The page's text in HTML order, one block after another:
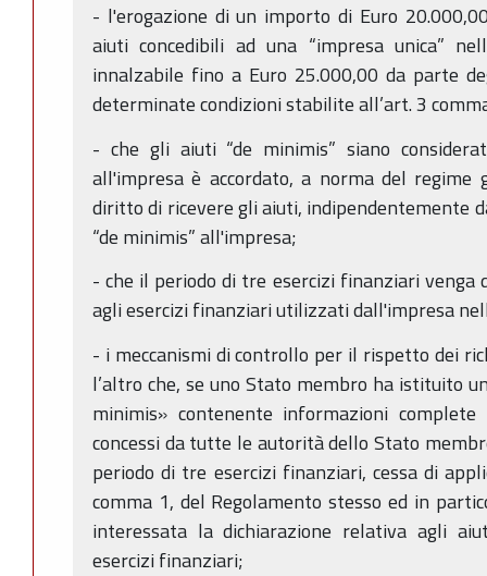
- l'erogazione di un importo di Euro
aiuti concedibili ad una “impresa unica”
innalzabile fino a Euro 25.000,00 da parte
determinate condizioni stabilite all’art. 3
- che gli aiuti “de minimis” siano
all'impresa è accordato, a norma del regime
diritto di ricevere gli aiuti, indipendentemente
“de minimis” all'impresa;
- che il periodo di tre esercizi finanziari
agli esercizi finanziari utilizzati dall'impresa
- i meccanismi di controllo per il rispetto dei
l’altro che, se uno Stato membro ha istituito
minimis» contenente informazioni
concessi da tutte le autorità dello Stato
periodo di tre esercizi finanziari, cessa di
comma 1, del Regolamento stesso ed in
interessata la dichiarazione relativa agli
esercizi finanziari;